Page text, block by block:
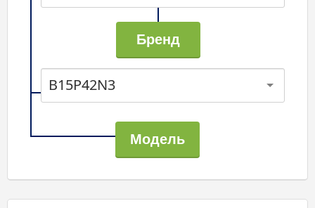
B15P42N3